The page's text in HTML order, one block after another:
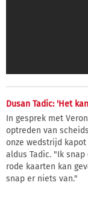
Dusan Tadic: 'Het
In gesprek met
optreden van
onze wedstrijd
aldus Tadic. "Ik
rode kaarten kan
snap er niets van."